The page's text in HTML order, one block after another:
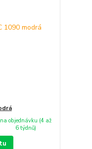
na objednávku (4 až
6 týdnů)